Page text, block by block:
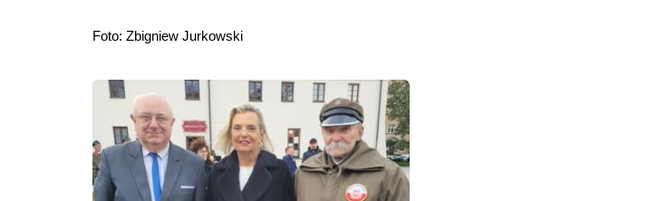
Foto: Zbigniew Jurkowski